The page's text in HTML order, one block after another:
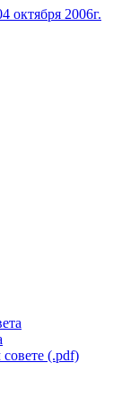
октября 2006г.
(.pdf)